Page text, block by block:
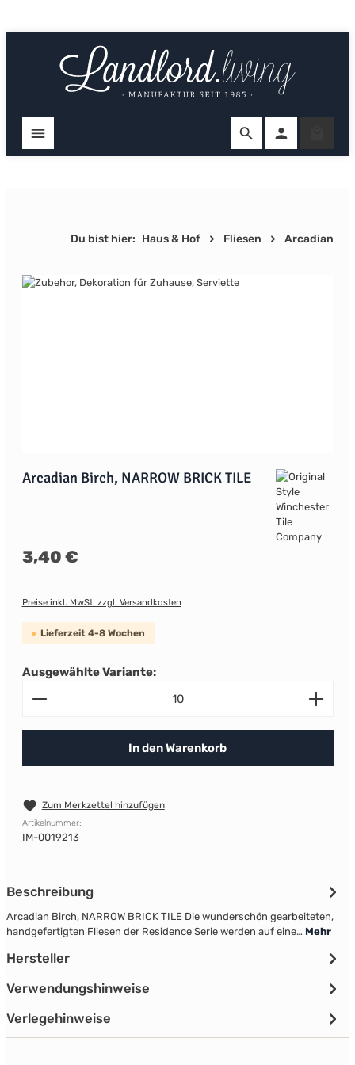
Du bist hier: Haus & Hof Fliesen Arcadian
Bildergalerie überspringen
Arcadian Birch, NARROW BRICK TILE
Regulärer Preis:
3,40 €
Preise inkl. MwSt. zzgl. Versandkosten
Lieferzeit 4-8 Wochen
Ausgewählte Variante:
Produkt Anzahl: Gib den gewünschten Wert ein
In den Warenkorb
Zum Merkzettel hinzufügen
Artikelnummer:
IM-0019213
Beschreibung
Arcadian Birch, NARROW BRICK TILE Die wunderschön gearbeiteten,
handgefertigten Fliesen der Residence Serie werden auf eine… Mehr
Hersteller
Verwendungshinweise
Verlegehinweise